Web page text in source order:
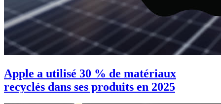
Apple a utilisé 30 % de matériaux
recyclés dans ses produits en 2025